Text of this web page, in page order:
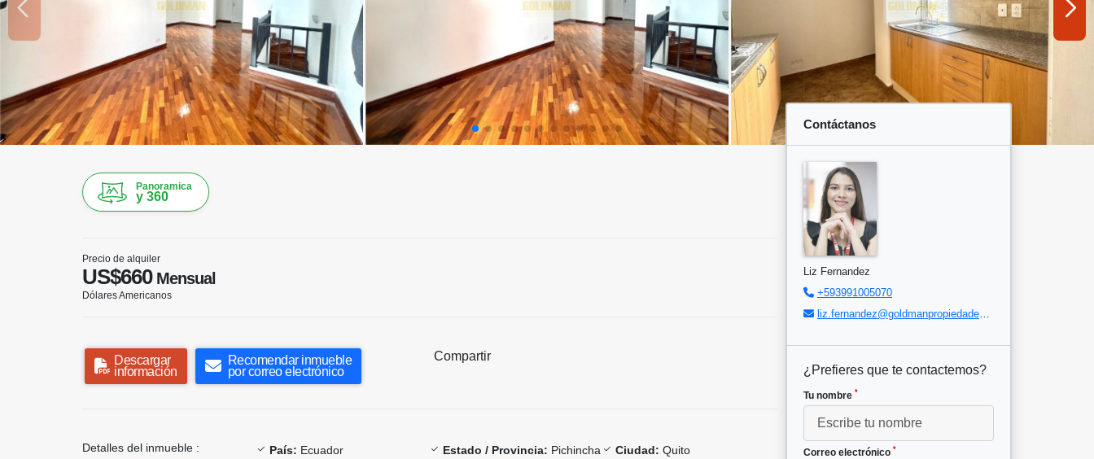
Panoramica
y 360
Precio de alquiler
US$660Mensual
Dólares Americanos
Descargar
información
Recomendar inmueble
por correo electrónico
Compartir
Detalles del inmueble : País: Ecuador Estado / Provincia: Pichincha Ciudad: Quito
Contáctanos
Liz Fernandez
+593991005070
liz.fernandez@goldmanpropiedades.com
¿Prefieres que te contactemos?
Tu nombre *
Correo electrónico *